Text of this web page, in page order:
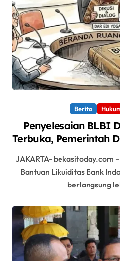
Berita
Penyelesaian BLBI
Terbuka, Pemerintah
JAKARTA- bekasitoday.com – Penyelesaian persoalan
Bantuan Likuiditas Bank
berlangsung